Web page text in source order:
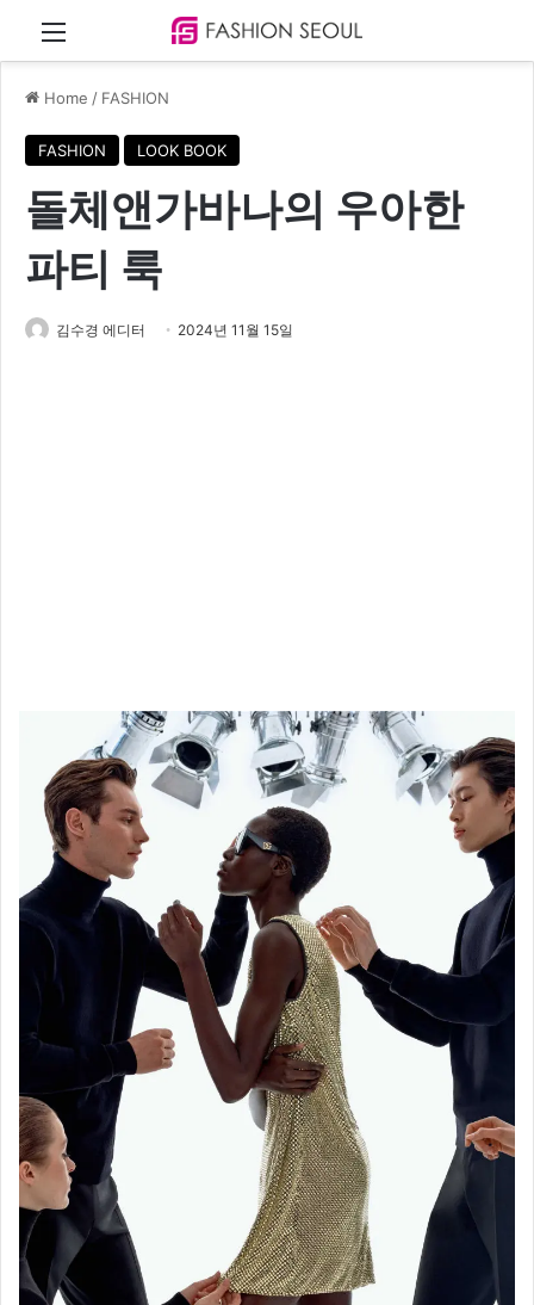
Menu
Home / FASHION
FASHION LOOK BOOK
돌체앤가바나의 우아한
파티 룩
김수경 에디터 2024년 11월 15일